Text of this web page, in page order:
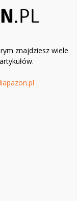
znajdziesz wiele